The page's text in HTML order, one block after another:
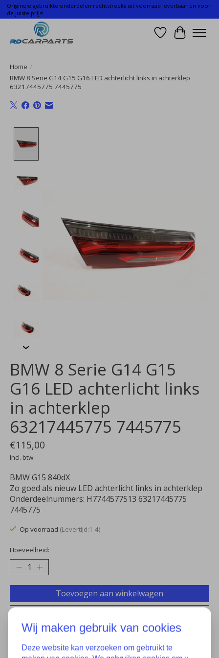
Originele gebruikte onderdelen rechtstreeks uit voorraad leverbaar en voor
de juiste prijs!
Verlanglijst
Home /
BMW 8 Serie G14 G15 G16 LED achterlicht links in achterklep
63217445775 7445775
BMW 8 Serie G14 G15
G16 LED achterlicht links
in achterklep
63217445775 7445775
€115,00
Incl. btw
BMW G15 840dX
Zo goed als nieuw LED achterlicht links in achterklep
Onderdeelnummers: H7744577513 63217445775
7445775
Op voorraad (Levertijd:1-4)
Hoeveelheid:
Toevoegen aan winkelwagen
Plaats bestelling
Toevoegen om te vergelijken
Wij maken gebruik van cookies
Deze website kan verzoeken om gebruikt te